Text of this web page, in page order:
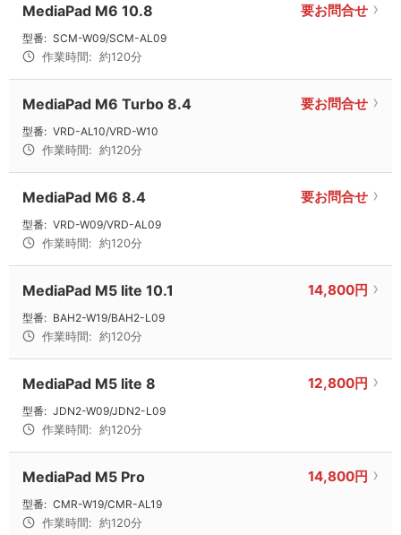
MediaPad M6 10.8 要お問合せ
型番: SCM-W09/SCM-AL09
作業時間: 約120分
MediaPad M6 Turbo 8.4 要お問合せ
型番: VRD-AL10/VRD-W10
作業時間: 約120分
MediaPad M6 8.4 要お問合せ
型番: VRD-W09/VRD-AL09
作業時間: 約120分
MediaPad M5 lite 10.1 14,800円
型番: BAH2-W19/BAH2-L09
作業時間: 約120分
MediaPad M5 lite 8 12,800円
型番: JDN2-W09/JDN2-L09
作業時間: 約120分
MediaPad M5 Pro 14,800円
型番: CMR-W19/CMR-AL19
作業時間: 約120分